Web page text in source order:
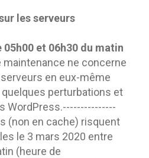
les serveurs
05h00 et 06h30 du matin
maintenance ne concerne
en eux-même
perturbations et
WordPress.---------------
(non en cache) risquent
le 3 mars 2020 entre
(heure de